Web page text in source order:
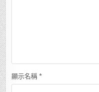
顯示名稱 *